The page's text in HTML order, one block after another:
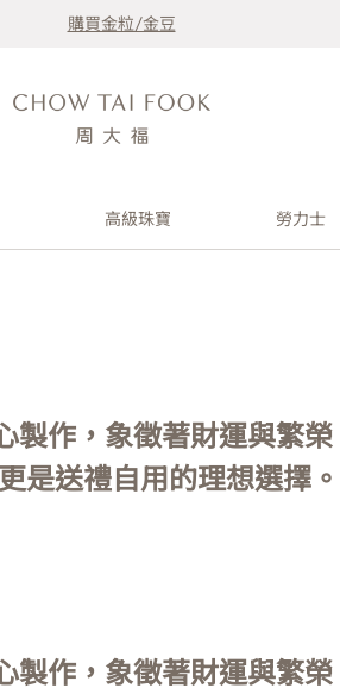
購買金粒/金豆
高級珠寶 勞力士
製作，象徵著財運與繁
是送禮自用的理想選擇
製作，象徵著財運與繁